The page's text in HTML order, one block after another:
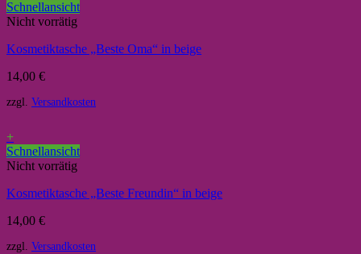
Schnellansicht
Nicht vorrätig
Kosmetiktasche „Beste Oma“ in beige
14,00 €
zzgl. Versandkosten
+
Schnellansicht
Nicht vorrätig
Kosmetiktasche „Beste Freundin“ in beige
14,00 €
zzgl. Versandkosten